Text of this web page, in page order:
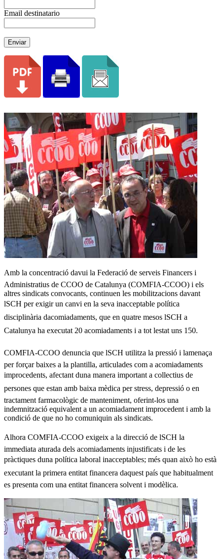
Email destinatario
Enviar
Amb la concentració davui la Federació de serveis Financers i
Administratius de CCOO de Catalunya (COMFIA-CCOO) i els
altres sindicats convocants, continuen les mobilitzacions davant
lSCH per exigir un canvi en la seva inacceptable política
disciplinària dacomiadaments, que en quatre mesos lSCH a
Catalunya ha executat 20 acomiadaments i a tot lestat uns 150.
COMFIA-CCOO denuncia que lSCH utilitza la pressió i lamenaça
per forçar baixes a la plantilla, articulades com a acomiadaments
improcedents, afectant duna manera important a collectius de
persones que estan amb baixa mèdica per stress, depressió o en
tractament farmacològic de manteniment, oferint-los una
indemnització equivalent a un acomiadament improcedent i amb la
condició de que no ho comuniquin als sindicats.
Alhora COMFIA-CCOO exigeix a la direcció de lSCH la
immediata aturada dels acomiadaments injustificats i de les
pràctiques duna política laboral inacceptables; més quan això ho està
executant la primera entitat financera daquest país que habitualment
es presenta com una entitat financera solvent i modèlica.